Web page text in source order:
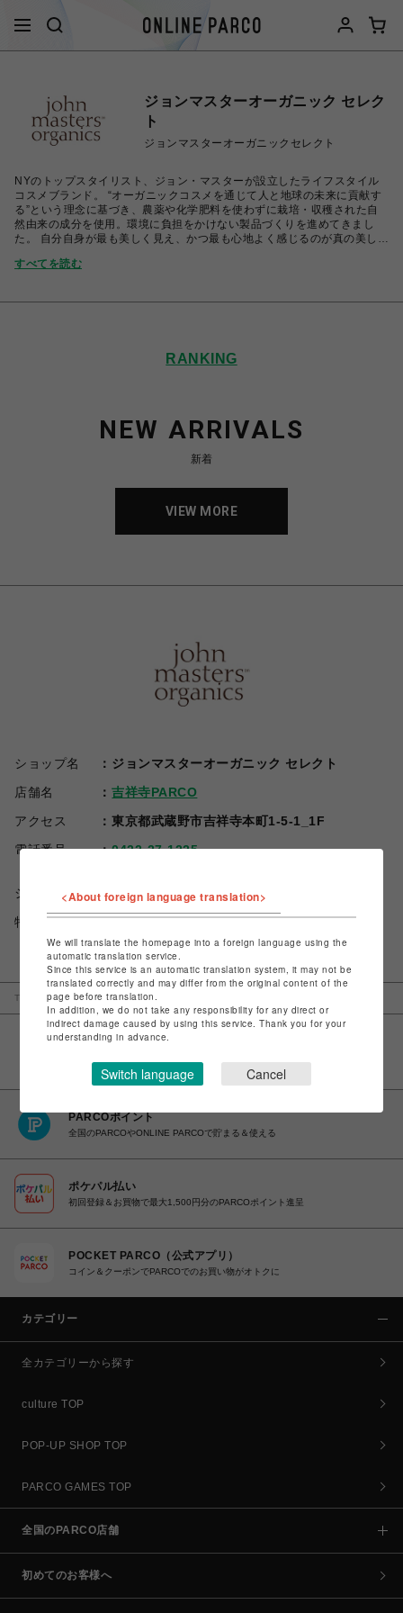
ジョンマスターオーガニック セレク
ト
ジョンマスターオーガニックセレクト
NYのトップスタイリスト、ジョン・マスターが設立したライフスタイル
コスメブランド。 “オーガニックコスメを通じて人と地球の未来に貢献す
る”という理念に基づき、農薬や化学肥料を使わずに栽培・収穫された自
然由来の成分を使用。環境に負担をかけない製品づくりを進めてきまし
た。 自分自身が最も美しく見え、かつ最も心地よく感じるのが真の美しさ
EARTHー
すべてを読む
RANKING
NEW ARRIVALS
新着
VIEW MORE
ショップ名
ジョンマスターオーガニック セレクト
店舗名
吉祥寺PARCO
アクセス
東京都武蔵野市吉祥寺本町1-5-1_1F
電話番号
0422-27-1225
ショップお問い合わせはこちら
特定商取引法など法令に基づく表記はこちら
TOP 吉祥寺PARCO ジョンマスターオーガニック セレクト
PARCOポイント
全国のPARCOやONLINE PARCOで貯まる＆使える
ポケパル払い
初回登録＆お買物で最大1,500円分のPARCOポイント進呈
POCKET PARCO（公式アプリ）
コイン＆クーポンでPARCOでのお買い物がオトクに
カテゴリー
全カテゴリーから探す
culture TOP
POP-UP SHOP TOP
PARCO GAMES TOP
全国のPARCO店舗
初めてのお客様へ
<About foreign language translation>
We will translate the homepage into a foreign language using the
automatic translation service.
Since this service is an automatic translation system, it may not be
translated correctly and may differ from the original content of the
page before translation.
In addition, we do not take any responsibility for any direct or
indirect damage caused by using this service. Thank you for your
understanding in advance.
Switch language Cancel